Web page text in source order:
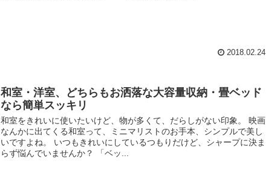
2018.02.24
和室・洋室、どちらもお洒落な大容量収納・畳ベッド
なら簡単スッキリ
和室をきれいに使いたいけど、物が多くて、だらしがない印象。 映画
なんかに出てくる和室って、ミニマリストのお手本、シンプルで美し
いですよね。 いつもきれいにしているつもりだけど、シャープに決ま
らず悩んでいませんか？ 「ベッ...